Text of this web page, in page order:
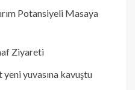
Potansiyeli Masaya
Ziyareti
yuvasına kavuştu